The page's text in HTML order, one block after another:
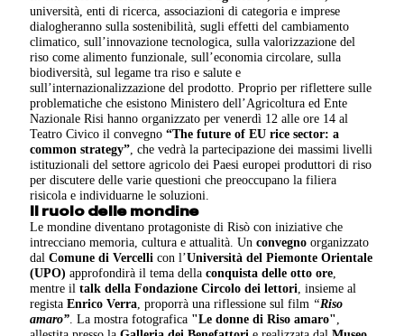
università, enti di ricerca, associazioni di categoria e imprese
dialogheranno sulla sostenibilità, sugli effetti del cambiamento
climatico, sull’innovazione tecnologica, sulla valorizzazione del
riso come alimento funzionale, sull’economia circolare, sulla
biodiversità, sul legame tra riso e salute e
sull’internazionalizzazione del prodotto. Proprio per riflettere sulle
problematiche che esistono Ministero dell’Agricoltura ed Ente
Nazionale Risi hanno organizzato per venerdì 12 alle ore 14 al
Teatro Civico il convegno“The future of EU rice sector: a
common strategy”, che vedrà la partecipazione dei massimi livelli
istituzionali del settore agricolo dei Paesi europei produttori di riso
per discutere delle varie questioni che preoccupano la filiera
risicola e individuarne le soluzioni.
ll ruolo delle mondine
Le mondine diventano protagoniste di Risò con iniziative che
intrecciano memoria, cultura e attualità. Unconvegnoorganizzato
dalComune di Vercelli con l’Università del Piemonte Orientale
(UPO) approfondirà il tema dellaconquista delle otto ore,
mentre iltalk della Fondazione Circolo dei lettori, insieme al
registaEnrico Verra, proporrà una riflessione sul film “Riso
amaro”. La mostra fotografica "Le donne di Riso amaro",